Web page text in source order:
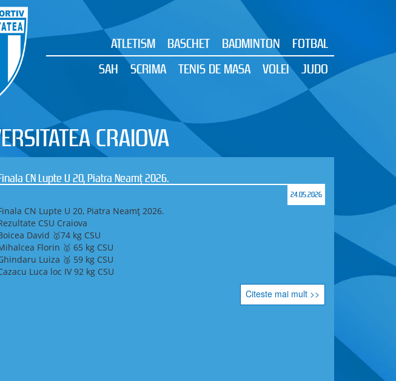
ATLETISM BASCHET BADMINTON
FOTBAL
SAH
SCRIMA TENIS DE MASA VOLEI JUDO
CRAIOVA
CN Lupte U 20, Piatra Neamț 2026.
24.05.2026
CN Lupte U 20, Piatra Neamț 2026.
CSU Craiova
David 🥇74 kg CSU
Florin 🥇 65 kg CSU
Luiza 🥉 59 kg CSU
Luca loc IV 92 kg CSU
Citeste mai mult >>